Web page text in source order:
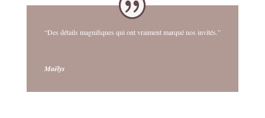
“Des détails magnifiques qui ont vraiment marqué nos invités.”
Maëlys